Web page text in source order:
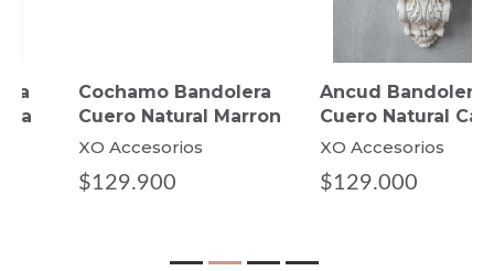
Cochamo Bandolera
Cuero Natural Marron
XO Accesorios
$129.900
Ancud Bandolera
Cuero Natural Caoba
XO Accesorios
$129.000